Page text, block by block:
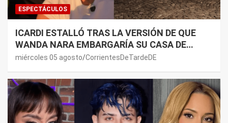
ESPECTÁCULOS
ICARDI ESTALLÓ TRAS LA VERSIÓN DE QUE
WANDA NARA EMBARGARÍA SU CASA DE
NORDELTA: “NECESITAN RASCAR DE ALGÚN
miércoles 05 agosto CorrientesDeTardeDE